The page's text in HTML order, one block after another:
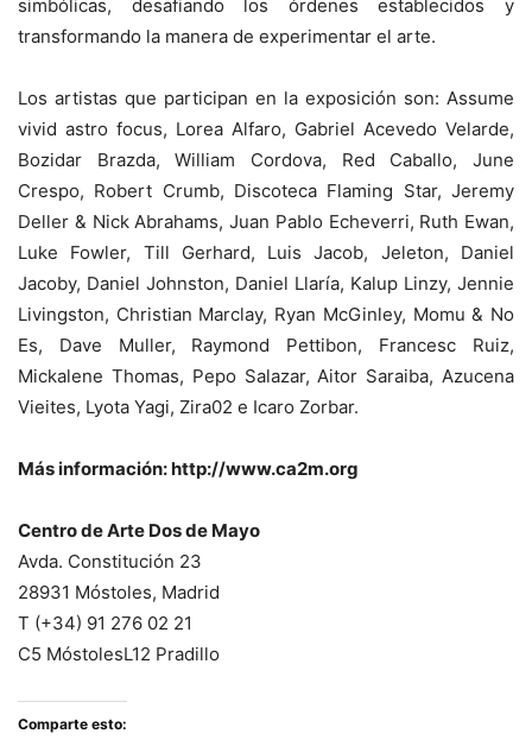
simbólicas, desafiando los órdenes establecidos y
transformando la manera de experimentar el arte.
Los artistas que participan en la exposición son: Assume
vivid astro focus, Lorea Alfaro, Gabriel Acevedo Velarde,
Bozidar Brazda, William Cordova, Red Caballo, June
Crespo, Robert Crumb, Discoteca Flaming Star, Jeremy
Deller & Nick Abrahams, Juan Pablo Echeverri, Ruth Ewan,
Luke Fowler, Till Gerhard, Luis Jacob, Jeleton, Daniel
Jacoby, Daniel Johnston, Daniel Llaría, Kalup Linzy, Jennie
Livingston, Christian Marclay, Ryan McGinley, Momu & No
Es, Dave Muller, Raymond Pettibon, Francesc Ruiz,
Mickalene Thomas, Pepo Salazar, Aitor Saraiba, Azucena
Vieites, Lyota Yagi, Zira02 e Icaro Zorbar.
Más información: http://www.ca2m.org
Centro de Arte Dos de Mayo
Avda. Constitución 23
28931 Móstoles, Madrid
T (+34) 91 276 02 21
C5 MóstolesL12 Pradillo
Comparte esto: